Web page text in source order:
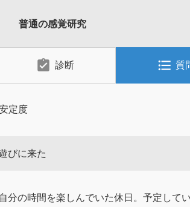
普通の感覚研究
assignment_turned_in 診断 format_list_bulleted 質
定度
びに来た
分の時間を楽しんでいた休日。予定して